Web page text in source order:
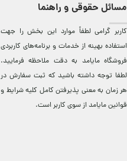
مسائل حقوقی و راهنما
کاربر گرامی لطفاً موارد این بخش را جهت
استفاده بهینه از خدمات و برنامه‌‏های کاربردی
فروشگاه مایامد به دقت ملاحظه فرمایید.
لطفا توجه داشته باشید که ثبت سفارش در
هر زمان به معنی پذیرفتن کامل کلیهشرایط و
قوانین مایامداز سوی کاربر است.